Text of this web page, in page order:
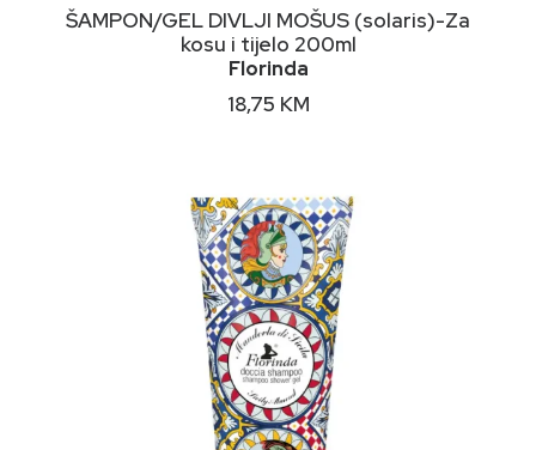
DODAJ U KORPU
ŠAMPON/GEL DIVLJI MOŠUS (solaris)-Za
kosu i tijelo 200ml
Florinda
18,75 KM